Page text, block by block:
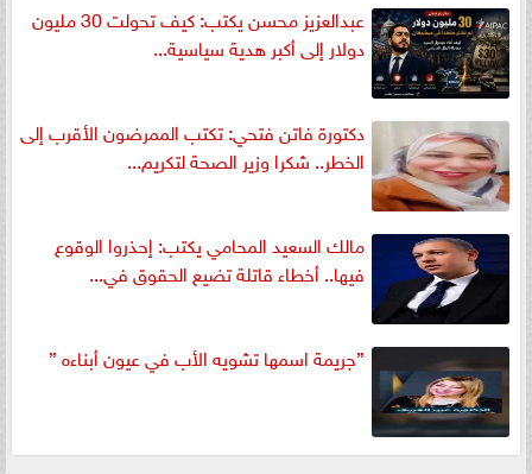
عبدالعزيز محسن يكتب: كيف تحولت 30 مليون
دولار إلى أكبر هدية سياسية...
دكتورة فاتن فتحي: تكتب الممرضون الأقرب إلى
الخطر.. شكرا وزير الصحة لتكريم...
مالك السعيد المحامي يكتب: إحذروا الوقوع
فيها.. أخطاء قاتلة تضيع الحقوق في...
”جريمة اسمها تشويه الأب في عيون أبناءه ”